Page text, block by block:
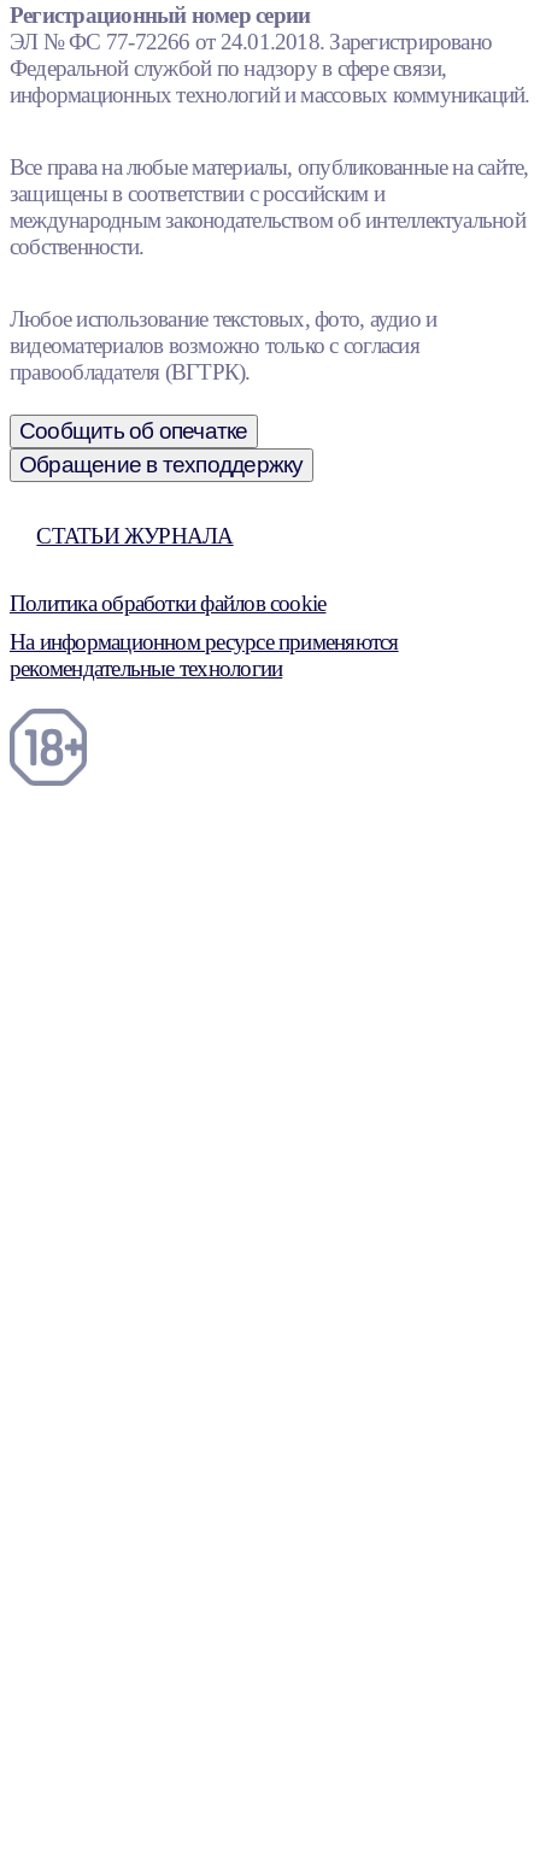
Регистрационный номер серии
ЭЛ № ФС 77-72266 от 24.01.2018. Зарегистрировано
Федеральной службой по надзору в сфере связи,
информационных технологий и массовых коммуникаций.
Все права на любые материалы, опубликованные на сайте,
защищены в соответствии с российским и
международным законодательством об интеллектуальной
собственности.
Любое использование текстовых, фото, аудио и
видеоматериалов возможно только с согласия
правообладателя (ВГТРК).
Сообщить об опечатке
Обращение в техподдержку
СТАТЬИ ЖУРНАЛА
Политика обработки файлов cookie
На информационном ресурсе применяются
рекомендательные технологии